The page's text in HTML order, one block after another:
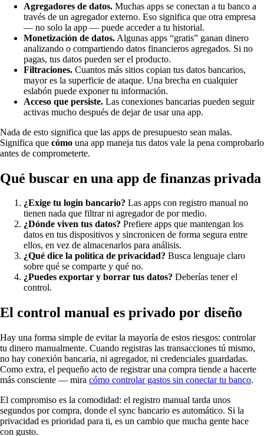
Agregadores de datos. Muchas apps se conectan a tu banco a
través de un agregador externo. Eso significa que otra empresa
— no solo la app — puede acceder a tu historial.
Monetización de datos. Algunas apps “gratis” ganan dinero
analizando o compartiendo datos financieros agregados. Si no
pagas, tus datos pueden ser el producto.
Filtraciones. Cuantos más sitios copian tus datos bancarios,
mayor es la superficie de ataque. Una brecha en cualquier
eslabón puede exponer tu información.
Acceso que persiste. Las conexiones bancarias pueden seguir
activas mucho después de dejar de usar una app.
Nada de esto significa que las apps de presupuesto sean malas.
Significa que cómo una app maneja tus datos vale la pena comprobarlo
antes de comprometerte.
Qué buscar en una app de finanzas privada
¿Exige tu login bancario? Las apps con registro manual no
tienen nada que filtrar ni agregador de por medio.
¿Dónde viven tus datos? Prefiere apps que mantengan los
datos en tus dispositivos y sincronicen de forma segura entre
ellos, en vez de almacenarlos para análisis.
¿Qué dice la política de privacidad? Busca lenguaje claro
sobre qué se comparte y qué no.
¿Puedes exportar y borrar tus datos? Deberías tener el
control.
El control manual es privado por diseño
Hay una forma simple de evitar la mayoría de estos riesgos: controlar
tu dinero manualmente. Cuando registras las transacciones tú mismo,
no hay conexión bancaria, ni agregador, ni credenciales guardadas.
Como extra, el pequeño acto de registrar una compra tiende a hacerte
más consciente — mira cómo controlar gastos sin conectar tu banco.
El compromiso es la comodidad: el registro manual tarda unos
segundos por compra, donde el sync bancario es automático. Si la
privacidad es prioridad para ti, es un cambio que mucha gente hace
con gusto.